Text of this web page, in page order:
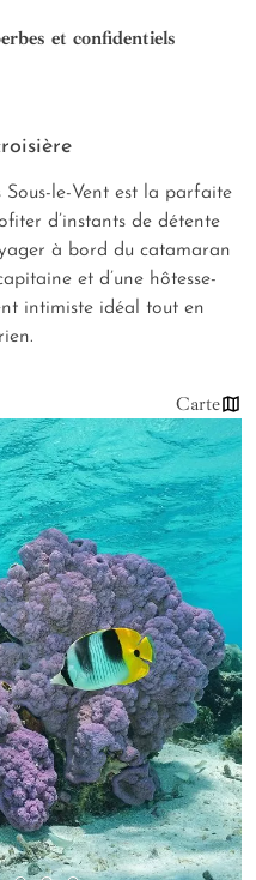
et confidentiels
le-Vent est la parfaite
d’instants de détente
à bord du catamaran
et d’une hôtesse-
intimiste idéal tout en
Carte